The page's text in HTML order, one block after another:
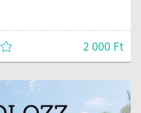
2 000 Ft